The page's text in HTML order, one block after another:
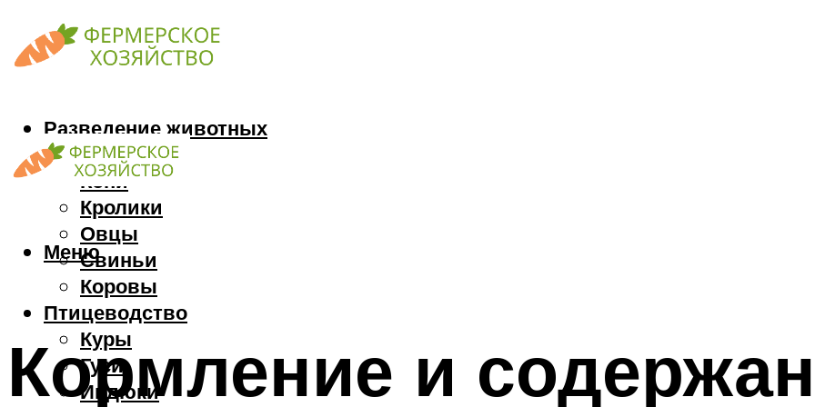
Разведение животных
Козы
Кони
Кролики
Овцы
Свиньи
Коровы
Птицеводство
Куры
Гуси
Индюки
Меню
Кормление и